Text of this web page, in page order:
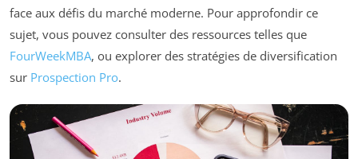
face aux défis du marché moderne. Pour approfondir ce
sujet, vous pouvez consulter des ressources telles que
FourWeekMBA, ou explorer des stratégies de diversification
sur Prospection Pro.